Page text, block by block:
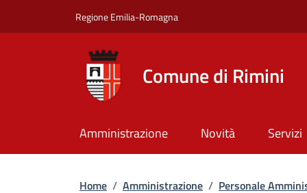
Regione Emilia-Romagna
Comune di Rimini
Amministrazione Novità Servizi
Home / Amministrazione / Personale